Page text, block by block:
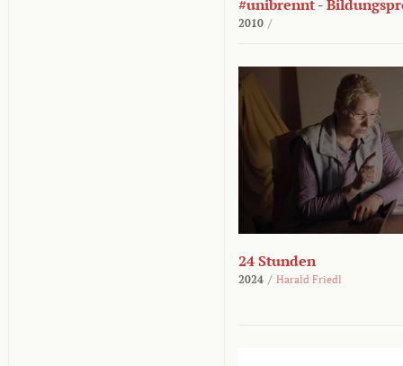
#unibrennt -
2010 /
24 Stunden
2024 / Harald Friedl